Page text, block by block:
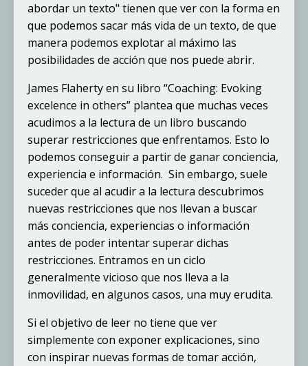
abordar un texto" tienen que ver con la forma en
que podemos sacar más vida de un texto, de que
manera podemos explotar al máximo las
posibilidades de acción que nos puede abrir.
James Flaherty en su libro “Coaching: Evoking
excelence in others” plantea que muchas veces
acudimos a la lectura de un libro buscando
superar restricciones que enfrentamos. Esto lo
podemos conseguir a partir de ganar conciencia,
experiencia e información. Sin embargo, suele
suceder que al acudir a la lectura descubrimos
nuevas restricciones que nos llevan a buscar
más conciencia, experiencias o información
antes de poder intentar superar dichas
restricciones. Entramos en un ciclo
generalmente vicioso que nos lleva a la
inmovilidad, en algunos casos, una muy erudita.
Si el objetivo de leer no tiene que ver
simplemente con exponer explicaciones, sino
con inspirar nuevas formas de tomar acción,